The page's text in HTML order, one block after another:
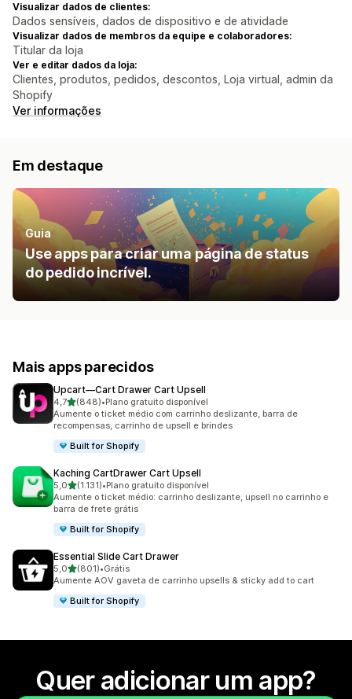
Visualizar dados de clientes:
Dados sensíveis, dados de dispositivo e de atividade
Visualizar dados de membros da equipe e colaboradores:
Titular da loja
Ver e editar dados da loja:
Clientes, produtos, pedidos, descontos, Loja virtual, admin da
Shopify
Ver informações
Em destaque
Guia
Use apps para criar uma página de status
do pedido incrível.
Mais apps parecidos
Upcart—Cart Drawer Cart Upsell
4,7de 5 estrelas
(848)
848 avaliações ao todo
•Plano gratuito disponível
Aumente o ticket médio com carrinho deslizante, barra de
recompensas, carrinho de upsell e brindes
Built for Shopify
Kaching CartDrawer Cart Upsell
5,0de 5 estrelas
(1.131)
1131 avaliações ao todo
•Plano gratuito disponível
Aumente o ticket médio: carrinho deslizante, upsell no carrinho e
barra de frete grátis
Built for Shopify
Essential Slide Cart Drawer
5,0de 5 estrelas
(801)
801 avaliações ao todo
•Grátis
Aumente AOV gaveta de carrinho upsells & sticky add to cart
Built for Shopify
Quer adicionar um app?